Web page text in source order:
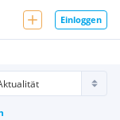
Einloggen